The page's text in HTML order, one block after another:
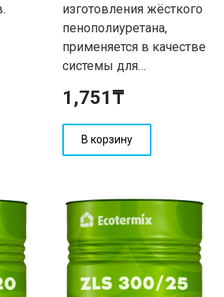
изготовления жёсткого
пенополиуретана,
применяется в качестве
системы для…
1,751₸
В корзину